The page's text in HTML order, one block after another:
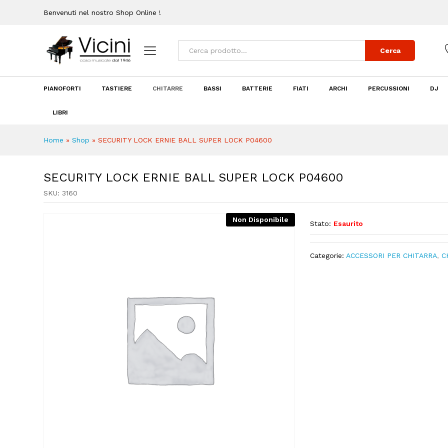
Benvenuti nel nostro Shop Online !
Categorie Cerca
PIANOFORTI TASTIERE CHITARRE BASSI BATTERIE FIATI ARCHI PERCUSSIONI DJ
LIBRI
Home » Shop » SECURITY LOCK ERNIE BALL SUPER LOCK P04600
SECURITY LOCK ERNIE BALL SUPER LOCK P04600
SKU: 3160
Non Disponibile Stato: Esaurito
Categorie:ACCESSORI PER CHITARRA,
Recensioni (0)